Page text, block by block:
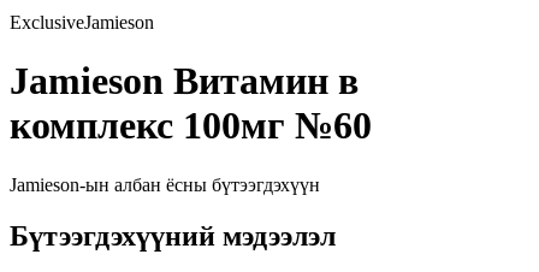
ExclusiveJamieson
Jamieson Витамин в
комплекс 100мг №60
Jamieson-ын албан ёсны бүтээгдэхүүн
Бүтээгдэхүүний мэдээлэл